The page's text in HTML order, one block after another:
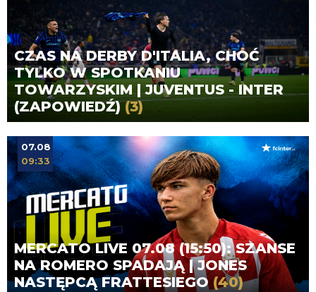
CZAS NA DERBY D'ITALIA, CHOĆ
TYLKO W SPOTKANIU
TOWARZYSKIM | JUVENTUS - INTER
(ZAPOWIEDŹ)(3)
MERCATO LIVE 07.08 (15:50): SZANSE
NA ROMERO SPADAJĄ | JONES
NASTĘPCĄ FRATTESIEGO(40)
07.08
09:33